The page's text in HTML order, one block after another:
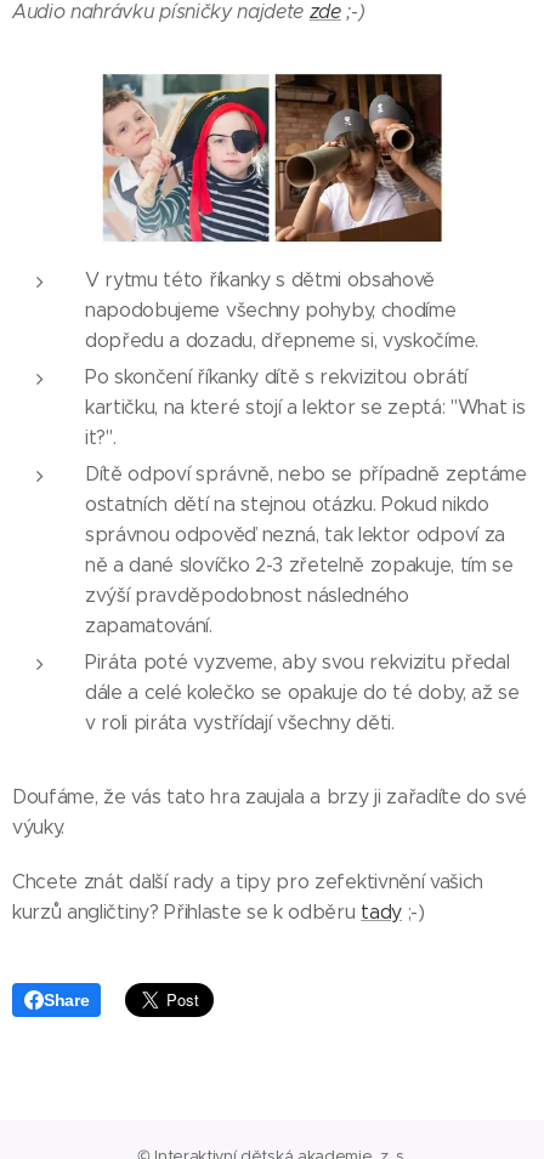
Audio nahrávku písničky najdete zde;-)
V rytmu této říkanky s dětmi obsahově
napodobujeme všechny pohyby, chodíme
dopředu a dozadu, dřepneme si, vyskočíme.
Po skončení říkanky dítě s rekvizitou obrátí
kartičku, na které stojí a lektor se zeptá: "What is
it?".
Dítě odpoví správně, nebo se případně zeptáme
ostatních dětí na stejnou otázku. Pokud nikdo
správnou odpověď nezná, tak lektor odpoví za
ně a dané slovíčko 2-3 zřetelně zopakuje, tím se
zvýší pravděpodobnost následného
zapamatování.
Piráta poté vyzveme, aby svou rekvizitu předal
dále a celé kolečko se opakuje do té doby, až se
v roli piráta vystřídají všechny děti.
Doufáme, že vás tato hra zaujala a brzy ji zařadíte do své
výuky.
Chcete znát další rady a tipy pro zefektivnění vašich
kurzů angličtiny? Přihlaste se k odběru tady;-)
Share